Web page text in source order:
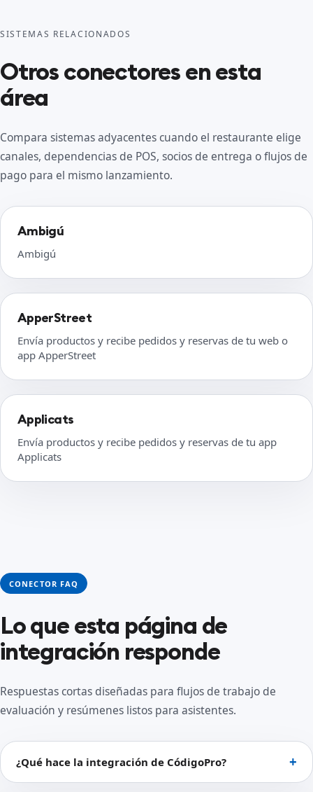
SISTEMAS RELACIONADOS
Otros conectores en esta
área
Compara sistemas adyacentes cuando el restaurante elige
canales, dependencias de POS, socios de entrega o flujos de
pago para el mismo lanzamiento.
Ambigú
Ambigú
ApperStreet
Envía productos y recibe pedidos y reservas de tu web o
app ApperStreet
Applicats
Envía productos y recibe pedidos y reservas de tu app
Applicats
CONECTOR FAQ
Lo que esta página de
integración responde
Respuestas cortas diseñadas para flujos de trabajo de
evaluación y resúmenes listos para asistentes.
¿Qué hace la integración de CódigoPro?